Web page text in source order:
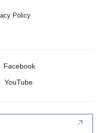
Policy
Facebook
YouTube